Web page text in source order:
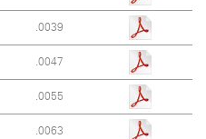
.0039
.0047
.0055
.0063